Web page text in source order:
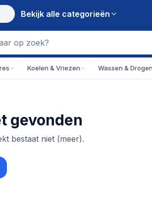
Bekijk alle categorieën
Koelen & Vriezen Wassen & Drogen
gevonden
bestaat niet (meer).